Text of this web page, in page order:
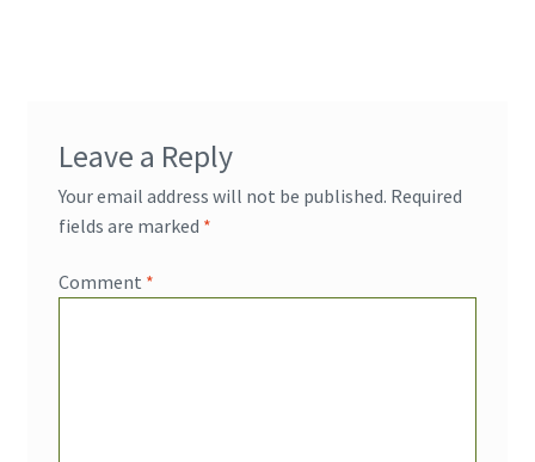
Leave a Reply
Your email address will not be published. Required
fields are marked *
Comment *